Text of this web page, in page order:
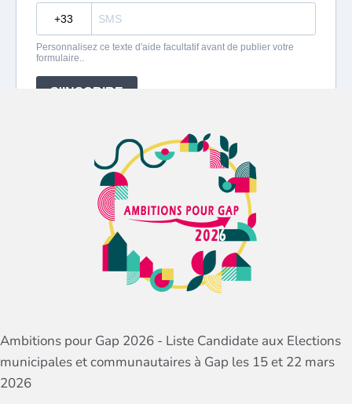
Ambitions pour Gap 2026 - Liste Candidate aux Elections
municipales et communautaires à Gap les 15 et 22 mars
2026